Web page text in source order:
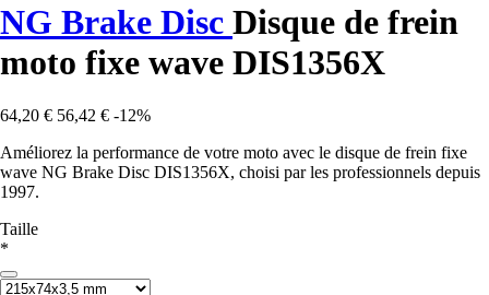
NG Brake Disc Disque de frein
moto fixe wave DIS1356X
64,20 € 56,42 € -12%
Améliorez la performance de votre moto avec le disque de frein fixe
wave NG Brake Disc DIS1356X, choisi par les professionnels depuis
1997.
Taille
*